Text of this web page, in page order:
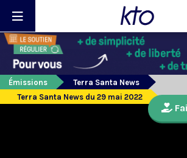
Émissions
Terra Santa News
Terra Santa News du 29 mai 2022